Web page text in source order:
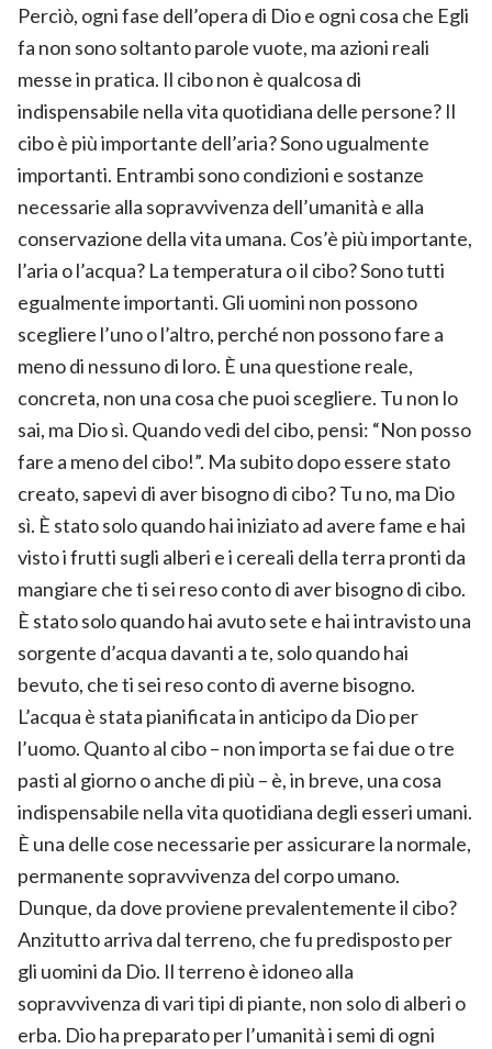
Perciò, ogni fase dell’opera di Dio e ogni cosa che Egli
fa non sono soltanto parole vuote, ma azioni reali
messe in pratica. Il cibo non è qualcosa di
indispensabile nella vita quotidiana delle persone? Il
cibo è più importante dell’aria? Sono ugualmente
importanti. Entrambi sono condizioni e sostanze
necessarie alla sopravvivenza dell’umanità e alla
conservazione della vita umana. Cos’è più importante,
l’aria o l’acqua? La temperatura o il cibo? Sono tutti
egualmente importanti. Gli uomini non possono
scegliere l’uno o l’altro, perché non possono fare a
meno di nessuno di loro. È una questione reale,
concreta, non una cosa che puoi scegliere. Tu non lo
sai, ma Dio sì. Quando vedi del cibo, pensi: “Non posso
fare a meno del cibo!”. Ma subito dopo essere stato
creato, sapevi di aver bisogno di cibo? Tu no, ma Dio
sì. È stato solo quando hai iniziato ad avere fame e hai
visto i frutti sugli alberi e i cereali della terra pronti da
mangiare che ti sei reso conto di aver bisogno di cibo.
È stato solo quando hai avuto sete e hai intravisto una
sorgente d’acqua davanti a te, solo quando hai
bevuto, che ti sei reso conto di averne bisogno.
L’acqua è stata pianificata in anticipo da Dio per
l’uomo. Quanto al cibo – non importa se fai due o tre
pasti al giorno o anche di più – è, in breve, una cosa
indispensabile nella vita quotidiana degli esseri umani.
È una delle cose necessarie per assicurare la normale,
permanente sopravvivenza del corpo umano.
Dunque, da dove proviene prevalentemente il cibo?
Anzitutto arriva dal terreno, che fu predisposto per
gli uomini da Dio. Il terreno è idoneo alla
sopravvivenza di vari tipi di piante, non solo di alberi o
erba. Dio ha preparato per l’umanità i semi di ogni